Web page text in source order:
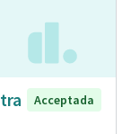
Acceptada